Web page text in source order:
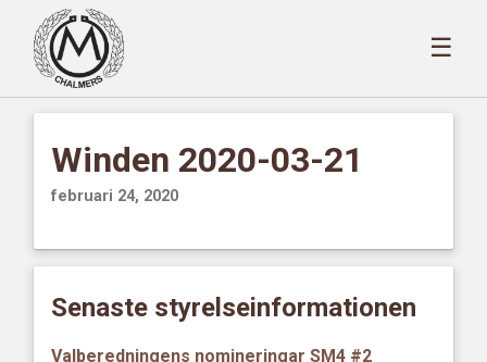
☰
Winden 2020-03-21
februari 24, 2020
Senaste styrelseinformationen
Valberedningens nomineringar SM4 #2